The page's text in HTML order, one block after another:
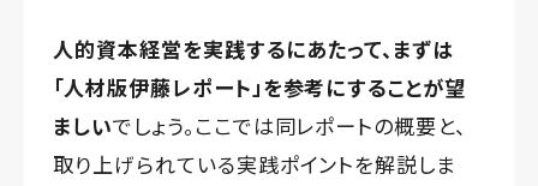
人的資本経営を実践するにあたって、まずは
「人材版伊藤レポート」を参考にすることが望
ましいでしょう。ここでは同レポートの概要と、
取り上げられている実践ポイントを解説しま